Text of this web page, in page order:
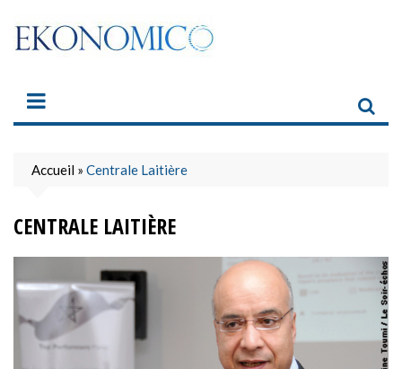
content
Accueil » Centrale Laitière
CENTRALE LAITIÈRE